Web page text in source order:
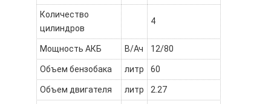
Количество
цилиндров
4
Мощность АКБ В/Ач 12/80
Объем бензобака литр 60
Объем двигателя литр 2.27